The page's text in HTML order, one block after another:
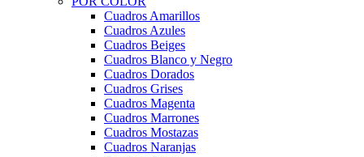
Cuadros Amarillos
Cuadros Azules
Cuadros Beiges
Cuadros Blanco y Negro
Cuadros Dorados
Cuadros Grises
Cuadros Magenta
Cuadros Marrones
Cuadros Mostazas
Cuadros Naranjas